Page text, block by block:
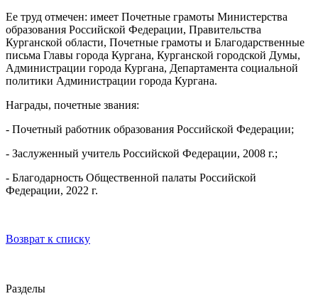
Ее труд отмечен: имеет Почетные грамоты Министерства
образования Российской Федерации, Правительства
Курганской области, Почетные грамоты и Благодарственные
письма Главы города Кургана, Курганской городской Думы,
Администрации города Кургана, Департамента социальной
политики Администрации города Кургана.
Награды, почетные звания:
- Почетный работник образования Российской Федерации;
- Заслуженный учитель Российской Федерации, 2008 г.;
- Благодарность Общественной палаты Российской
Федерации, 2022 г.
Возврат к списку
Разделы